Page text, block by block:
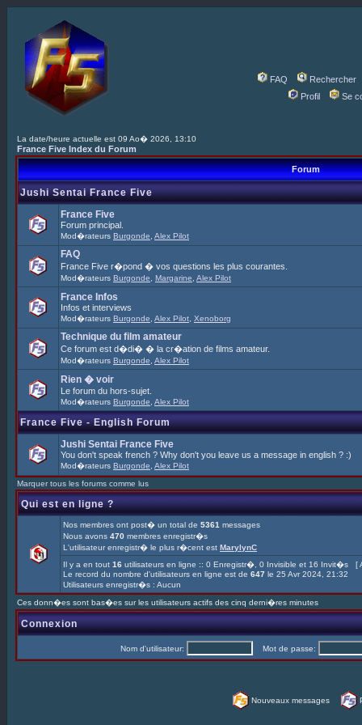
FAQ
Rechercher
Profil
Se
La date/heure actuelle est 09 Ao� 2026, 13:10
France Five Index du Forum
Forum
Jushi Sentai France Five
France Five
Forum principal.
Mod�rateurs Burgonde Alex Pilot
FAQ
France Five r�pond � vos questions les plus courantes.
Mod�rateurs Burgonde Margarine Alex Pilot
France Infos
Infos et interviews
Mod�rateurs Burgonde Alex Pilot Xenoborg
Technique du film amateur
Ce forum est d�di� � la cr�ation de films amateur.
Mod�rateurs Burgonde Alex Pilot
Rien � voir
Le forum du hors-sujet.
Mod�rateurs Burgonde Alex Pilot
France Five - English Forum
Jushi Sentai France Five
You don't speak french ? Why don't you leave us a message in english ? :)
Mod�rateurs Burgonde Alex Pilot
Marquer tous les forums comme lus
Qui est en ligne ?
Nos membres ont post� un total de 5361 messages
Nous avons 470 membres enregistr�s
L'utilisateur enregistr� le plus r�cent est MarylynC
Il y a en tout 16 utilisateurs en ligne :: 0 Enregistr�, 0 Invisible et 16 Invit�s [
Le record du nombre d'utilisateurs en ligne est de 647 le 25 Avr 2024, 21:32
Utilisateurs enregistr�s : Aucun
Ces donn�es sont bas�es sur les utilisateurs actifs des cinq derni�res minutes
Connexion
Nom d'utilisateur: Mot de passe:
Nouveaux messages